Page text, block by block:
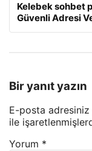
Kelebek sohbet
Güvenli Adresi
Bir yanıt yazın
E-posta adresiniz
ile
Yorum *